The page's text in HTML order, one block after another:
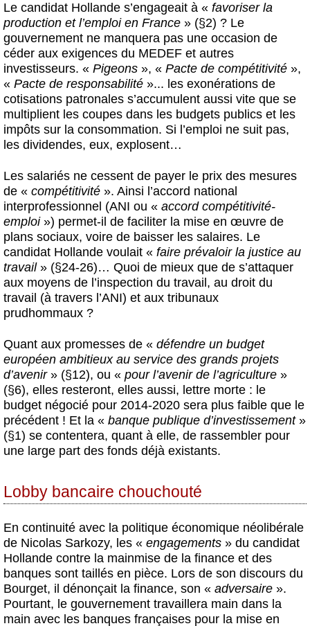
Le candidat Hollande s’engageait à « favoriser la
production et l’emploi en France » (§2) ? Le
gouvernement ne manquera pas une occasion de
céder aux exigences du MEDEF et autres
investisseurs. « Pigeons », « Pacte de compétitivité »,
« Pacte de responsabilité »... les exonérations de
cotisations patronales s’accumulent aussi vite que se
multiplient les coupes dans les budgets publics et les
impôts sur la consommation. Si l’emploi ne suit pas,
les dividendes, eux, explosent…
Les salariés ne cessent de payer le prix des mesures
de « compétitivité ». Ainsi l’accord national
interprofessionnel (ANI ou « accord compétitivité-
emploi») permet-il de faciliter la mise en œuvre de
plans sociaux, voire de baisser les salaires. Le
candidat Hollande voulait « faire prévaloir la justice au
travail» (§24-26)… Quoi de mieux que de s’attaquer
aux moyens de l’inspection du travail, au droit du
travail (à travers l’ANI) et aux tribunaux
prudhommaux ?
Quant aux promesses de « défendre un budget
européen ambitieux au service des grands projets
d’avenir» (§12), ou « pour l’avenir de l’agriculture »
(§6), elles resteront, elles aussi, lettre morte : le
budget négocié pour 2014-2020 sera plus faible que le
précédent ! Et la « banque publique d’investissement»
(§1) se contentera, quant à elle, de rassembler pour
une large part des fonds déjà existants.
Lobby bancaire chouchouté
En continuité avec la politique économique néolibérale
de Nicolas Sarkozy, les « engagements » du candidat
Hollande contre la mainmise de la finance et des
banques sont taillés en pièce. Lors de son discours du
Bourget, il dénonçait la finance, son « adversaire ».
Pourtant, le gouvernement travaillera main dans la
main avec les banques françaises pour la mise en